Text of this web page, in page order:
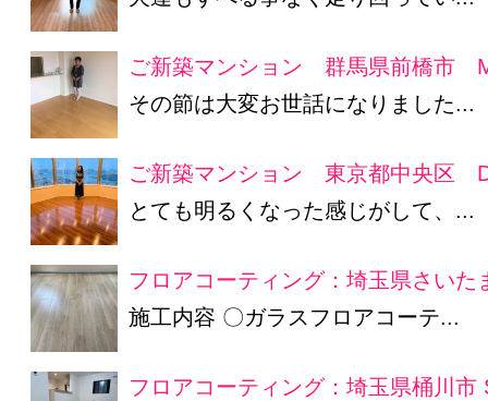
ご新築マンション 群馬県前橋市
その節は大変お世話になりました...
ご新築マンション 東京都中央区
とても明るくなった感じがして、...
フロアコーティング：埼玉県さいた
施工内容 〇ガラスフロアコーテ...
フロアコーティング：埼玉県桶川市